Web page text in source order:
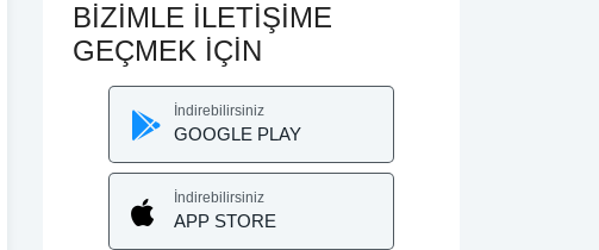
BİZİMLE İLETİŞİME
GEÇMEK İÇİN
İndirebilirsiniz
GOOGLE PLAY
İndirebilirsiniz
APP STORE